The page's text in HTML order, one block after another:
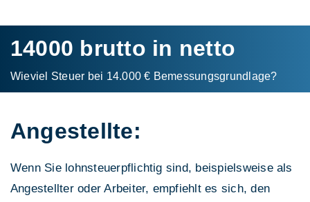
14000 brutto in netto
Wieviel Steuer bei 14.000 € Bemessungs­grundlage?
Angestellte:
Wenn Sie lohnsteuerpflichtig sind, beispielsweise als
Angestellter oder Arbeiter, empfiehlt es sich, den